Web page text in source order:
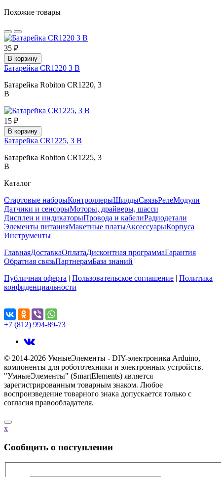
Похожие товары
35 ₽
В корзину
Батарейка CR1220 3 В
Батарейка Robiton CR1220, 3
В
15 ₽
В корзину
Батарейка CR1225, 3 В
Батарейка Robiton CR1225, 3
В
Каталог
Стартовые наборыКонтроллерыШилдыСвязьРелеМодули
Датчики и сенсорыМоторы, драйверы, шасси
Дисплеи и индикаторыПровода и кабелиРадиодетали
Элементы питанияМакетные платыАксессуарыКорпуса
Инструменты
ГлавнаяДоставкаОплатаДисконтная программаГарантия
Обратная связьПартнерамБаза знаний
Публичная оферта | Пользовательское соглашение | Политика
конфиденциальности
+7 (812) 994-89-73
© 2014-2026 УмныеЭлементы - DIY-электроника Arduino,
компоненты для робототехники и электронных устройств.
"УмныеЭлементы" (SmartElements) является
зарегистрированным товарным знаком. Любое
воспроизведение товарного знака допускается только с
согласия правообладателя.
x
Cообщить о поступлении